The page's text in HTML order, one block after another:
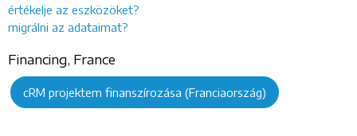
értékelje az eszközöket?
migrálni az adataimat?
Financing, France
cRM projektem finanszírozása (Franciaország)